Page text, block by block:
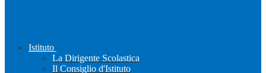
Istituto
La Dirigente Scolastica
Il Consiglio d'Istituto